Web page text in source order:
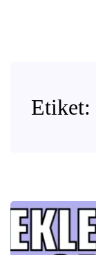
Etiket: